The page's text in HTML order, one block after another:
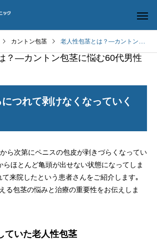
長茎手術 修正手
カントン包茎 老人性包茎とは？―カントン包茎に悩む60代男性の治療例
？―カントン包茎に悩む60代男性
つれて剥けなくなっていく
ら次第にペニスの包皮が剥きづらくなってい
らほとんど亀頭が出せない状態になってしま
て来院したという患者さんをご紹介します｡
る包茎の悩みと治療の重要性をお伝えしま
ていた老人性包茎